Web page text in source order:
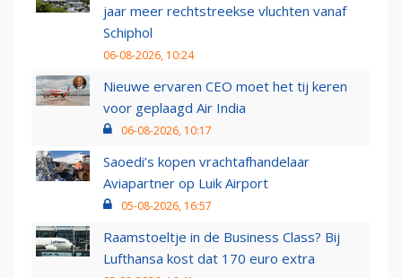
jaar meer rechtstreekse vluchten vanaf
Schiphol
06-08-2026, 10:24
Nieuwe ervaren CEO moet het tij keren
voor geplaagd Air India
06-08-2026, 10:17
Saoedi’s kopen vrachtafhandelaar
Aviapartner op Luik Airport
05-08-2026, 16:57
Raamstoeltje in de Business Class? Bij
Lufthansa kost dat 170 euro extra